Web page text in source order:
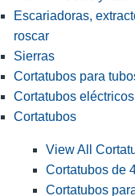
Escariadoras,
roscar
Sierras
Cortatubos para
Cortatubos eléctricos
Cortatubos
View All
Cortatubos de
Cortatubos